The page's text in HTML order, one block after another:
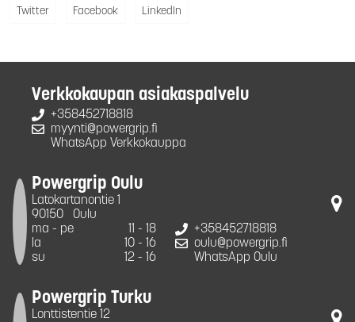
Twitter Facebook LinkedIn
Verkkokaupan asiakaspalvelu
+358452718818
myynti@powergrip.fi
WhatsApp Verkkokauppa
Powergrip Oulu
Latokartanontie 1
90150
Oulu
ma - pe
11 - 18
la
10 - 16
su
12 - 16
+358452718818
oulu@powergrip.fi
WhatsApp Oulu
Powergrip Turku
Lonttistentie 12